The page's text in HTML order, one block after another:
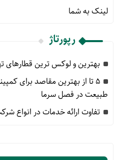
لینک به شما
رپورتاژ
بهترین و لوکس ترین قطارهای
۵ تا از بهترین مقاصد برای
طبیعت در فصل سرما
تفاوت ارائه خدمات در انواع